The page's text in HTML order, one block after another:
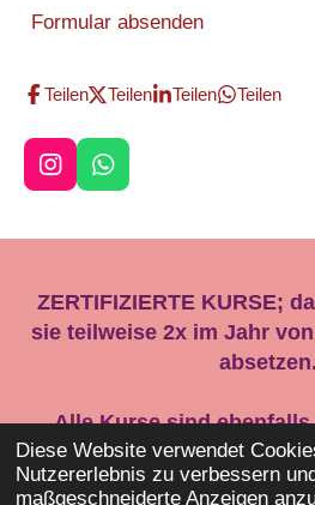
Diese Website verwendet
Nutzererlebnis zu verbessern
maßgeschneiderte Anzeigen
Formular absenden
Teilen Teilen Teilen Teilen
I
n
t
g
a
W
h
t
A
p
ZERTIFIZIERTE KURSE;
sie teilweise 2x im Jahr
absetzen.
Alle Kurse sind
Personaltraining
© Copyright Bodysoulflow